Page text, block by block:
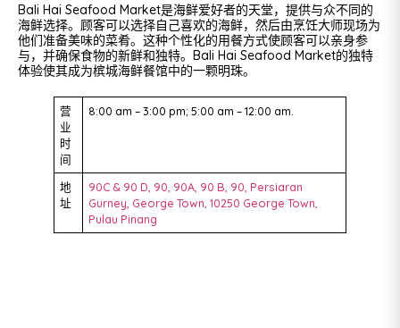
Bali Hai Seafood Market是海鲜爱好者的天堂，提供与众不同的
海鲜选择。顾客可以选择自己喜欢的海鲜，然后由烹饪大师现场为
他们准备美味的菜肴。这种个性化的用餐方式使顾客可以亲身参
与，并确保食物的新鲜和独特。Bali Hai Seafood Market的独特
体验使其成为槟城海鲜餐馆中的一颗明珠。
营
业
时
间
8:00 am – 3:00 pm; 5:00 am – 12:00 am.
地
址
90C & 90 D, 90, 90A, 90 B, 90, Persiaran
Gurney, George Town, 10250 George Town,
Pulau Pinang